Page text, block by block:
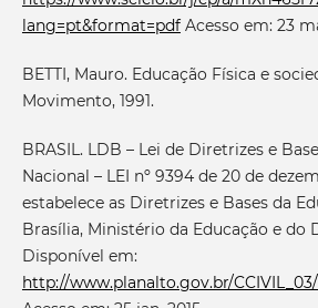
lang=pt&format=pdfAcesso em: 23
BETTI, Mauro. Educação Física e
Movimento, 1991.
BRASIL. LDB – Lei de Diretrizes e
Nacional – LEI nº 9394 de 20 de
estabelece as Diretrizes e Bases da
Brasília, Ministério da Educação e do
Disponível em:
http://www.planalto.gov.br/